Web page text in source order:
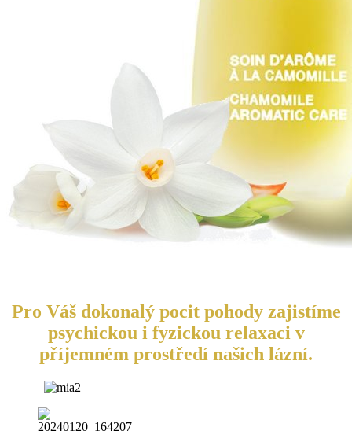
Pro Váš dokonalý pocit pohody zajistíme
psychickou i fyzickou relaxaci v
příjemném prostředí našich lázní.